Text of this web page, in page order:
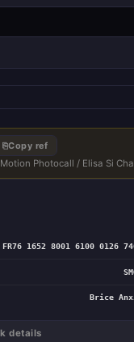
⎘Copy ref
Photocall / Elisa Si
FR76 1652 8001 6100 0126
Brice
details